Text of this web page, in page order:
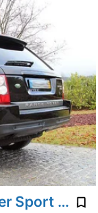
2006' Land Rover Range Rover Sport 2.7 Tdv6 Hse